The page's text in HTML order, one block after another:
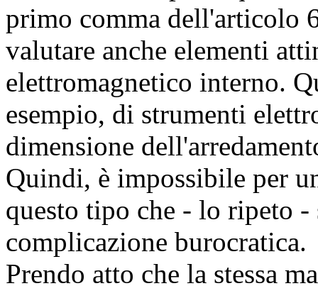
primo comma dell'articolo
valutare anche elementi
elettromagnetico interno.
esempio, di strumenti
dimensione
Quindi, è impossibile per
questo tipo che - lo ripeto
complicazione burocratica.
Prendo atto che la stessa